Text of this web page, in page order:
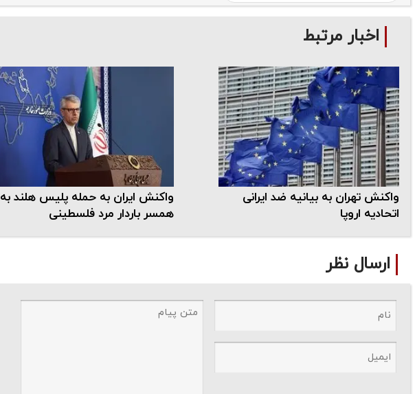
اخبار مرتبط
واکنش تهران به بیانیه ضد ایرانی
اتحادیه اروپا
واکنش ایران به حمله پلیس هلند به
همسر باردار مرد فلسطینی
ارسال نظر